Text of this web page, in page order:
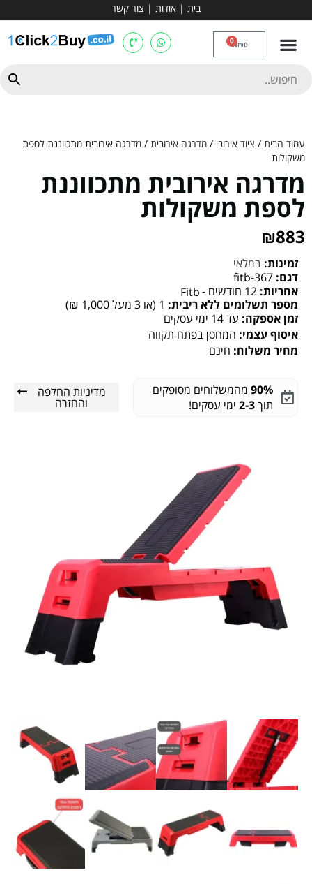
בית | אודות | צור קשר
₪0
0
עמוד הבית / ציוד אירובי / מדרגה אירובית / מדרגה אירובית מתכווננת לספת
משקולות
מדרגה אירובית מתכווננת
לספת משקולות
₪883
זמינות: במלאי
דגם: fitb-367
אחריות: 12 חודשים -
Fitb
מספר תשלומים ללא ריבית: 1 (או 3 מעל 1,000 ₪)
זמן אספקה: עד 14 ימי עסקים
איסוף עצמי: המחסן בפתח תקווה
מחיר משלוח: חינם
90% מהמשלוחים מסופקים
תוך2-3 ימי עסקים!
מדיניות החלפה
והחזרה